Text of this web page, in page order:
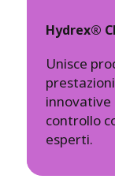
Hydrex®
Unisce
innovative
controllo
esperti.